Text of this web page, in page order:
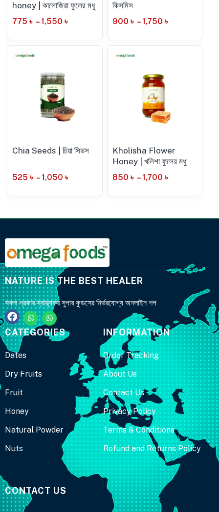
honey | কালোজিরা ফুলের মধু
775 ৳ – 1,550 ৳
কিসমিস
900 ৳ – 1,750 ৳
Chia Seeds | চিয়া সিডস
525 ৳ – 1,050 ৳
Kholisha Flower
Honey | খলিশা ফুলের মধু
850 ৳ – 1,700 ৳
NATURE IS THE BEST HEALER
সকল প্রকার স্বাস্থ্যকর সুপার ফুডসের নির্ভরযোগ্য অনলাইন শপ
CATEGORIES
Dates
Dry Fruits
Fruit
Honey
Natural Powder
Nuts
INFORMATION
Order Tracking
About Us
Contact Us
Privacy Policy
Terms & Conditions
Refund and Returns Policy
CONTACT US